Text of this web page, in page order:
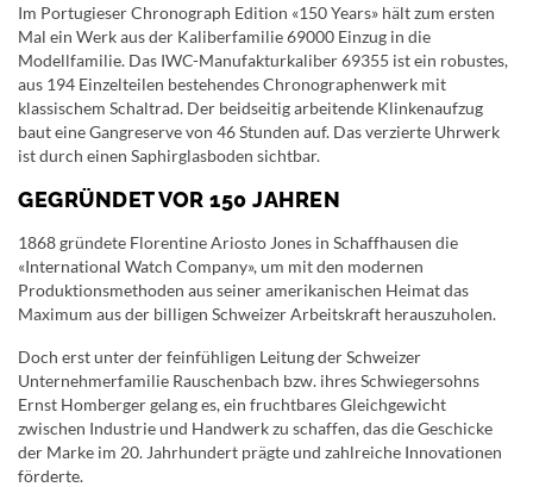
Im Portugieser Chronograph Edition «150 Years» hält zum ersten
Mal ein Werk aus der Kaliberfamilie 69000 Einzug in die
Modellfamilie. Das IWC-Manufakturkaliber 69355 ist ein robustes,
aus 194 Einzelteilen bestehendes Chronographenwerk mit
klassischem Schaltrad. Der beidseitig arbeitende Klinkenaufzug
baut eine Gangreserve von 46 Stunden auf. Das verzierte Uhrwerk
ist durch einen Saphirglasboden sichtbar.
GEGRÜNDET VOR 150 JAHREN
1868 gründete Florentine Ariosto Jones in Schaffhausen die
«International Watch Company», um mit den modernen
Produktionsmethoden aus seiner amerikanischen Heimat das
Maximum aus der billigen Schweizer Arbeitskraft herauszuholen.
Doch erst unter der feinfühligen Leitung der Schweizer
Unternehmerfamilie Rauschenbach bzw. ihres Schwiegersohns
Ernst Homberger gelang es, ein fruchtbares Gleichgewicht
zwischen Industrie und Handwerk zu schaffen, das die Geschicke
der Marke im 20. Jahrhundert prägte und zahlreiche Innovationen
förderte.